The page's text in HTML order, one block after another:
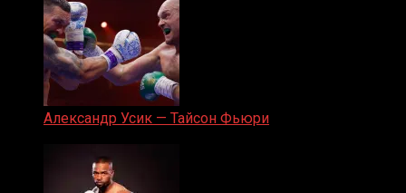
Александр Усик — Тайсон Фьюри